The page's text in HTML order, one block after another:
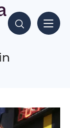
Hae sisältöjä